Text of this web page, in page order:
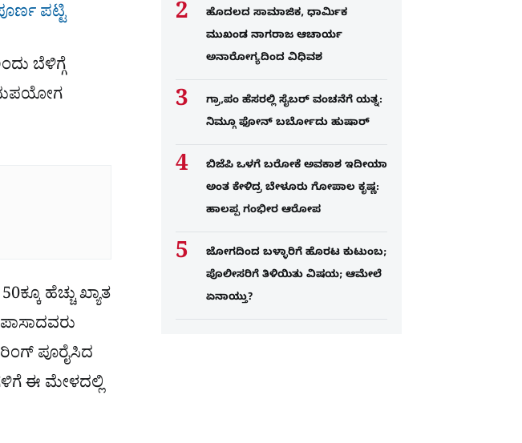
ಪಟ್ಟಿ
ಬೆಳಿಗ್ಗೆ
ಹೆಚ್ಚು ಖ್ಯಾತ
ಪೂರೈಸಿದ
ಈ ಮೇಳದಲ್ಲಿ
ಹೊದಲದ ಸಾಮಾಜಿಕ, ಧಾರ್ಮಿಕ
ಮುಖಂಡ ನಾಗರಾಜ ಆಚಾರ್ಯ
ಅನಾರೋಗ್ಯದಿಂದ ವಿಧಿವಶ
ಗ್ರಾ,ಪಂ ಹೆಸರಲ್ಲಿ ಸೈಬ‌ರ್ ವಂಚನೆಗೆ ಯತ್ನ:
ನಿಮ್ಗೂ ಫೋನ್​ ಬರ್ಬೋದು ಹುಷಾರ್​​
ಬಿಜೆಪಿ ಒಳಗೆ ಬರೋಕೆ ಅವಕಾಶ ಇದೀಯಾ
ಅಂತ ಕೇಳಿದ್ರ ಬೇಳೂರು ಗೋಪಾಲ ಕೃಷ್ಣ:
ಹಾಲಪ್ಪ ಗಂಭೀರ ಆರೋಪ
ಜೋಗದಿಂದ ಬಳ್ಳಾರಿಗೆ ಹೊರಟ ಕುಟುಂಬ;
ಪೊಲೀಸರಿಗೆ ತಿಳಿಯಿತು ವಿಷಯ; ಆಮೇಲೆ
ಏನಾಯ್ತು?